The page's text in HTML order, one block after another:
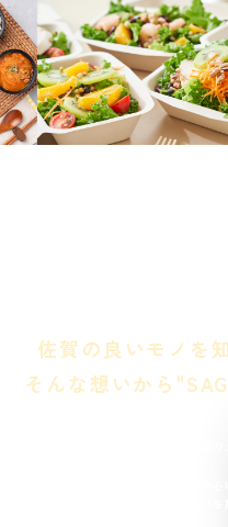
佐賀の良いモノを
そんな想いから
安全で信頼できる食材がたくさんあ
毎日の中で、安心して楽しめるモノ